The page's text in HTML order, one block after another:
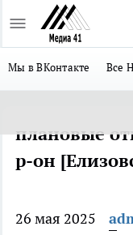
Мы в ВКонтакте Все
плановые
р-он
26 мая 2025